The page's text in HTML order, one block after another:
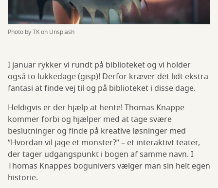
Photo by TK on Unsplash
I januar rykker vi rundt på biblioteket og vi holder
også to lukkedage (gisp)! Derfor kræver det lidt ekstra
fantasi at finde vej til og på biblioteket i disse dage.
Heldigvis er der hjælp at hente! Thomas Knappe
kommer forbi og hjælper med at tage svære
beslutninger og finde på kreative løsninger med
”Hvordan vil jage et monster?” – et interaktivt teater,
der tager udgangspunkt i bogen af samme navn. I
Thomas Knappes bogunivers vælger man sin helt egen
historie.